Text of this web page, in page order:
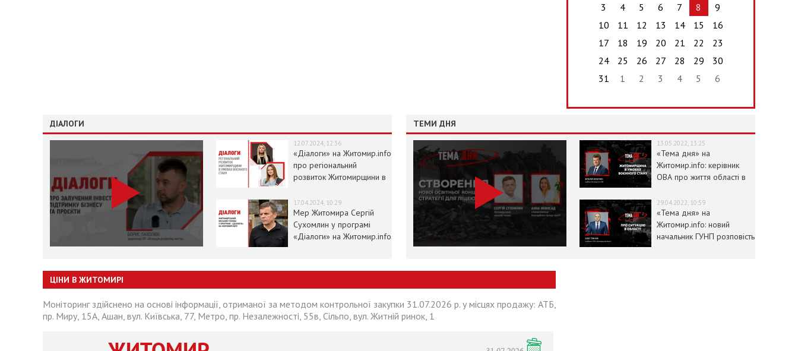
3
4 5 6 7 8
9
10
11 12 13 14 15
16
17
18 19 20 21 22
23
24
25 26 27 28 29
30
31
1 2 3 4 5 6
ДІАЛОГИ
12.07.2024, 12:36
«Діалоги» на Житомир.info
про регіональний
розвиток Житомирщини в
17.04.2024, 10:29
Мер Житомира Сергій
Сухомлин у програмі
«Діалоги» на Житомир.info
ТЕМИ ДНЯ
13.05.2022, 13:25
«Тема дня» на
Житомир.info: керівник
ОВА про життя області в
29.04.2022, 10:59
«Тема дня» на
Житомир.info: новий
начальник ГУНП розповість
ЦІНИ В ЖИТОМИРІ
Моніторинг здійснено на основі інформації, отриманої за методом контрольної закупки 31.07.2026 р. у місцях продажу: АТБ,
пр. Миру, 15А, Ашан, вул. Київська, 77, Метро, пр. Незалежності, 55в, Сільпо, вул. Житній ринок, 1